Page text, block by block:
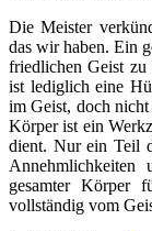
Die Meister
das wir haben. Ein
friedlichen Geist
ist lediglich eine
im Geist, doch
Körper ist ein
dient. Nur ein Teil
Annehmlichkeiten
gesamter Körper
vollständig vom